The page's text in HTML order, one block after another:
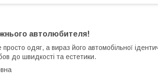
автолюбителя!
просто одяг, а вираз його автомобільної
до швидкості та естетики.